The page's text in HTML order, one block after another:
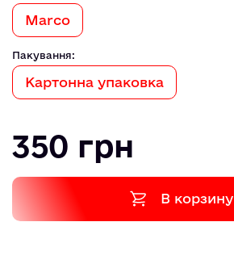
Marco
Пакування:
Картонна упаковка
350 грн
В корзину